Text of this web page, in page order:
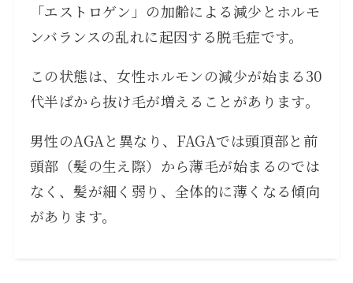
「エストロゲン」の加齢による減少とホルモ
ンバランスの乱れに起因する脱毛症です。
この状態は、女性ホルモンの減少が始まる30
代半ばから抜け毛が増えることがあります。
男性のAGAと異なり、FAGAでは頭頂部と前
頭部（髪の生え際）から薄毛が始まるのでは
なく、髪が細く弱り、全体的に薄くなる傾向
があります。